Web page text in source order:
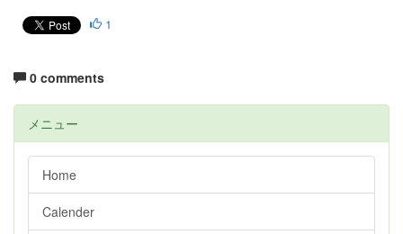
1
0 comments
メニュー
Home
Calender